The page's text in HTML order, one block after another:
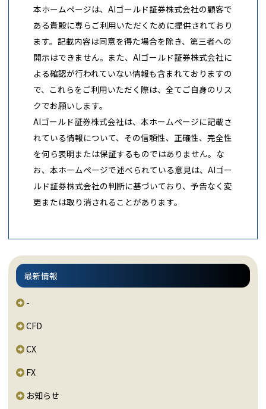
本ホームページは、AIゴールド証券株式会社の顧客で
ある貴殿に専らご利用いただくために提供されており
ます。記載内容は同意を得た場合を除き、第三者への
開示はできません。また、AIゴールド証券株式会社に
よる確認が行われていない情報も含まれておりますの
で、これらをご利用いただく際は、全てご自身のリス
クでお願いします。
AIゴールド証券株式会社は、本ホームページに記載さ
れている情報について、その信頼性、正確性、完全性
を何ら表明または保証するものではありません。な
お、本ホームページで述べられている意見は、AIゴー
ルド証券株式会社の判断に基づいており、予告なく変
更または取り消されることがあります。
最新情報
-
CFD
CX
FX
お知らせ